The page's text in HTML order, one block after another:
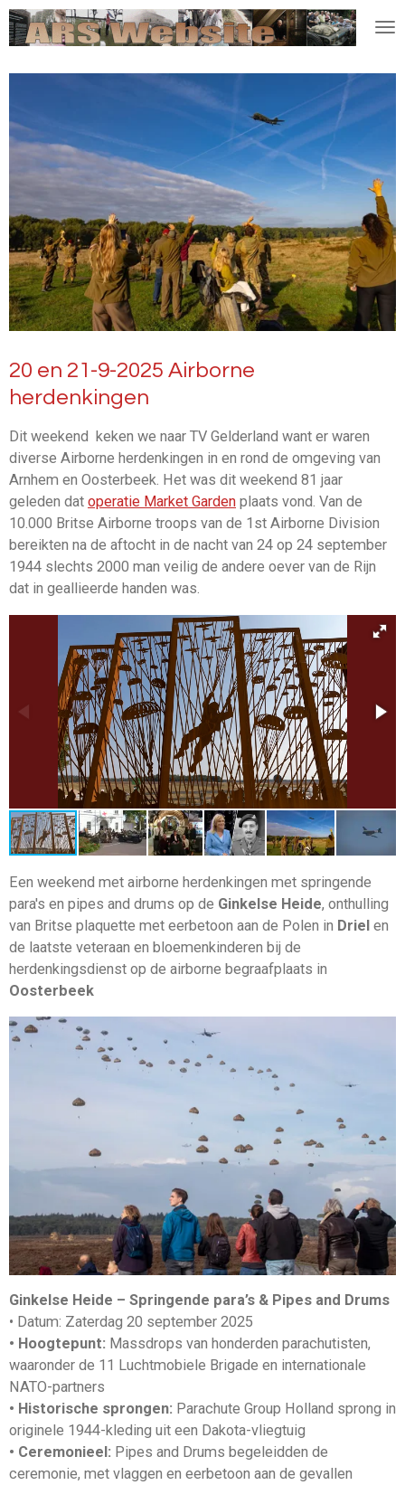
Ga
direct
20 en 21-9-2025 Airborne
herdenkingen
Dit weekend keken we naar TV Gelderland want er waren
diverse Airborne herdenkingen in en rond de omgeving van
Arnhem en Oosterbeek. Het was dit weekend 81 jaar
geleden dat operatie Market Garden plaats vond. Van de
10.000 Britse Airborne troops van de 1st Airborne Division
bereikten na de aftocht in de nacht van 24 op 24 september
1944 slechts 2000 man veilig de andere oever van de Rijn
dat in geallieerde handen was.
Een weekend met airborne herdenkingen met springende
para's en pipes and drums op de Ginkelse Heide, onthulling
van Britse plaquette met eerbetoon aan de Polen in Driel en
de laatste veteraan en bloemenkinderen bij de
herdenkingsdienst op de airborne begraafplaats in
Oosterbeek
Ginkelse Heide – Springende para’s & Pipes and Drums
• Datum: Zaterdag 20 september 2025
• Hoogtepunt: Massdrops van honderden parachutisten,
waaronder de 11 Luchtmobiele Brigade en internationale
NATO-partners
• Historische sprongen: Parachute Group Holland sprong in
originele 1944-kleding uit een Dakota-vliegtuig
• Ceremonieel: Pipes and Drums begeleidden de
ceremonie, met vlaggen en eerbetoon aan de gevallen